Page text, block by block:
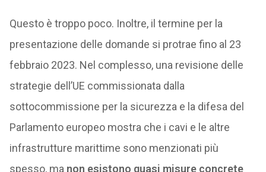
Questo è troppo poco. Inoltre, il termine per la
presentazione delle domande si protrae fino al 23
febbraio 2023. Nel complesso, una revisione delle
strategie dell’UE commissionata dalla
sottocommissione per la sicurezza e la difesa del
Parlamento europeo mostra che i cavi e le altre
infrastrutture marittime sono menzionati più
spesso, ma non esistono quasi misure concrete